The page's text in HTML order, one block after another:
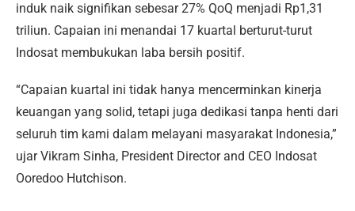
induk naik signifikan sebesar 27% QoQ menjadi Rp1,31
triliun. Capaian ini menandai 17 kuartal berturut-turut
Indosat membukukan laba bersih positif.
“Capaian kuartal ini tidak hanya mencerminkan kinerja
keuangan yang solid, tetapi juga dedikasi tanpa henti dari
seluruh tim kami dalam melayani masyarakat Indonesia,”
ujar Vikram Sinha, President Director and CEO Indosat
Ooredoo Hutchison.